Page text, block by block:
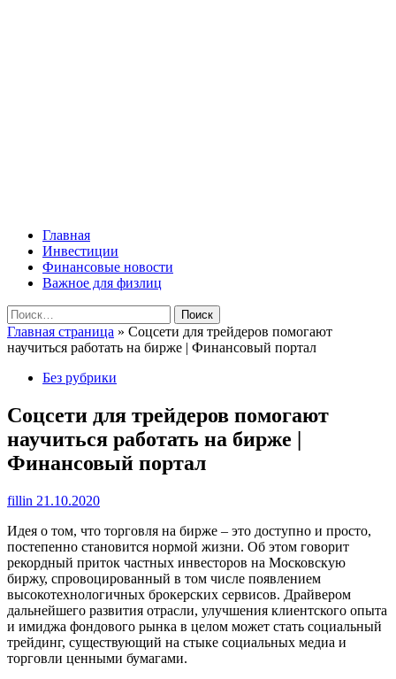
Главная
Инвестиции
Финансовые новости
Важное для физлиц
Найти:
Главная страница » Соцсети для трейдеров помогают
научиться работать на бирже | Финансовый портал
Без рубрики
Соцсети для трейдеров помогают
научиться работать на бирже |
Финансовый портал
fillin 21.10.2020
Идея о том, что торговля на бирже – это доступно и просто,
постепенно становится нормой жизни. Об этом говорит
рекордный приток частных инвесторов на Московскую
биржу, спровоцированный в том числе появлением
высокотехнологичных брокерских сервисов. Драйвером
дальнейшего развития отрасли, улучшения клиентского опыта
и имиджа фондового рынка в целом может стать социальный
трейдинг, существующий на стыке социальных медиа и
торговли ценными бумагами.